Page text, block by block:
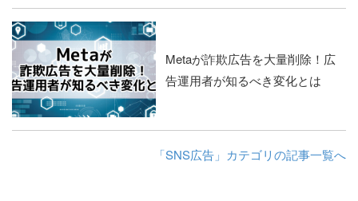
Metaが詐欺広告を大量削除！広
告運用者が知るべき変化とは
「SNS広告」カテゴリの記事一覧へ